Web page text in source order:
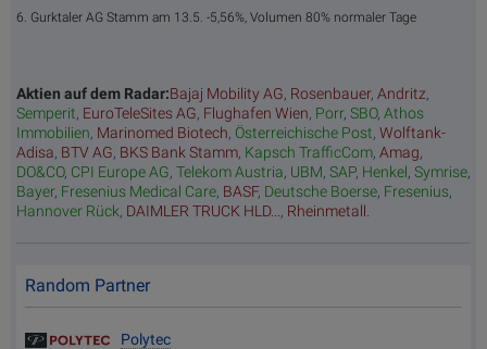
6. Gurktaler AG Stamm am 13.5. -5,56%, Volumen 80% normaler Tage
Aktien auf dem Radar:Bajaj Mobility AG, Rosenbauer, Andritz,
Semperit, EuroTeleSites AG, Flughafen Wien, Porr, SBO, Athos
Immobilien, Marinomed Biotech, Österreichische Post, Wolftank-
Adisa, BTV AG, BKS Bank Stamm, Kapsch TrafficCom, Amag,
DO&CO, CPI Europe AG, Telekom Austria, UBM, SAP, Henkel, Symrise,
Bayer, Fresenius Medical Care, BASF, Deutsche Boerse, Fresenius,
Hannover Rück, DAIMLER TRUCK HLD... , Rheinmetall
Random Partner
Polytec